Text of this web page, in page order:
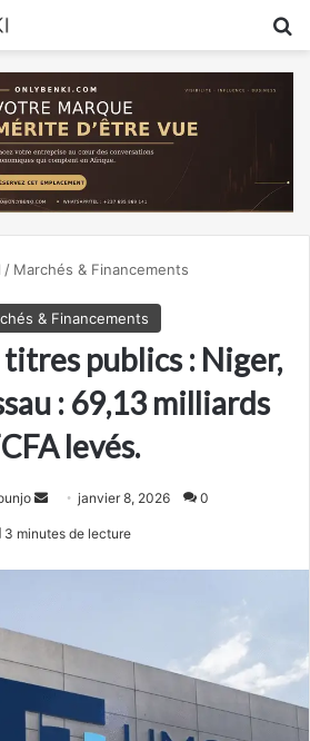
/ Marchés & Financements
& Financements
publics : Niger,
: 69,13 milliards
levés.
Envoyerjanvier 8, 2026 0
3 minutes de lecture